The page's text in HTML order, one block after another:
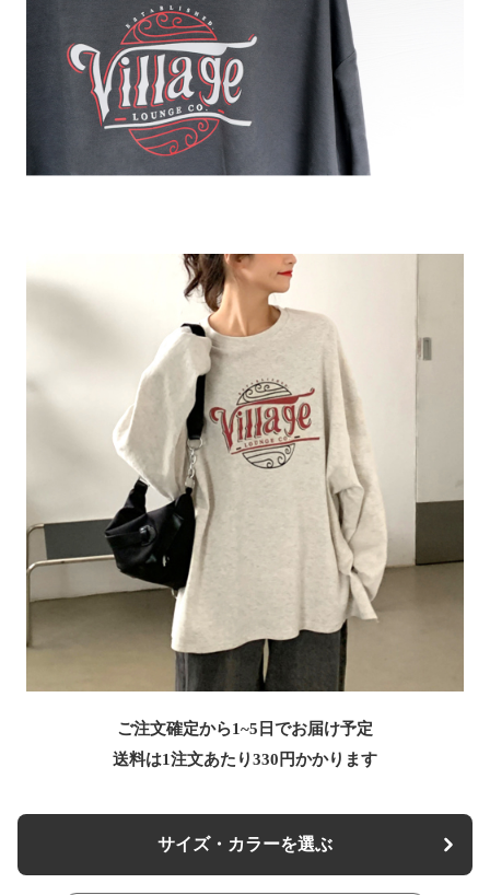
ご注文確定から1~5日でお届け予定
送料は1注文あたり330 円かかります
サイズ・カラーを選ぶ